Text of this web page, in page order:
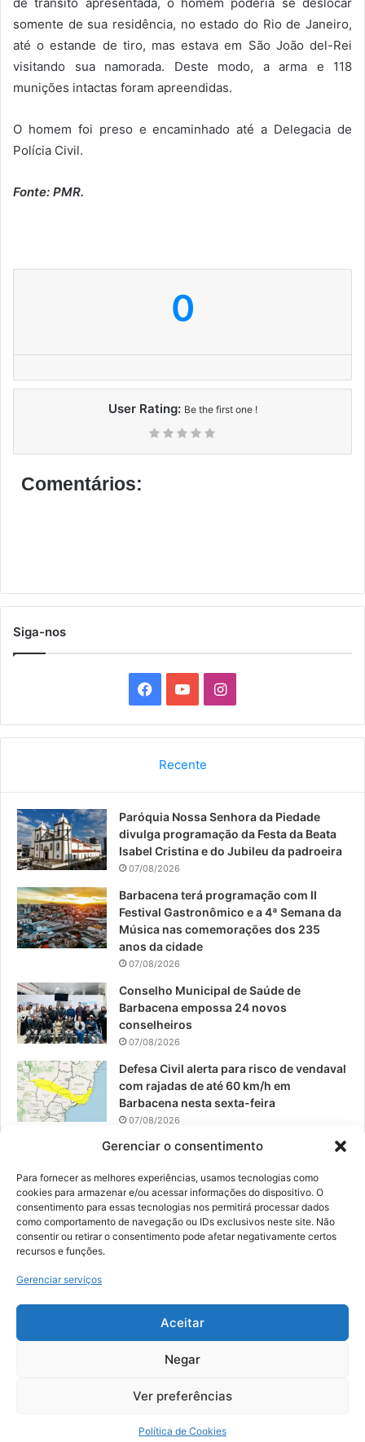
Gerenciar o consentimento
Para fornecer as melhores experiências, usamos tecnologias como
cookies para armazenar e/ou acessar informações do dispositivo. O
consentimento para essas tecnologias nos permitirá processar dados
como comportamento de navegação ou IDs exclusivos neste site. Não
consentir ou retirar o consentimento pode afetar negativamente certos
recursos e funções.
Gerenciar serviços
Aceitar
Negar
Ver preferências
Política de Cookies
de trânsito apresentada, o homem poderia se deslocar
somente de sua residência, no estado do Rio de Janeiro,
até o estande de tiro, mas estava em São João del-Rei
visitando sua namorada. Deste modo, a arma e 118
munições intactas foram apreendidas.
O homem foi preso e encaminhado até a Delegacia de
Polícia Civil.
Fonte: PMR.
0
User Rating: Be the first one !
Comentários:
Siga-nos
a
b
o
k
o
u
b
I
n
a
g
a
Recente
Paróquia Nossa Senhora da Piedade
divulga programação da Festa da Beata
Isabel Cristina e do Jubileu da padroeira
07/08/2026
Barbacena terá programação com II
Festival Gastronômico e a 4ª Semana da
Música nas comemorações dos 235
anos da cidade
07/08/2026
Conselho Municipal de Saúde de
Barbacena empossa 24 novos
conselheiros
07/08/2026
Defesa Civil alerta para risco de vendaval
com rajadas de até 60 km/h em
Barbacena nesta sexta-feira
07/08/2026
EPCAR tem a melhor nota do IDEB no
06/08/2026
© 2026, Todos os direitos reservados | Desenvolvido por:
Digital Business| Hospedado por:NP Publicidade
Fale Conosco
Sobre Nós
Política de Segurança e Privacidade
Facebook
YouTubeInstagram